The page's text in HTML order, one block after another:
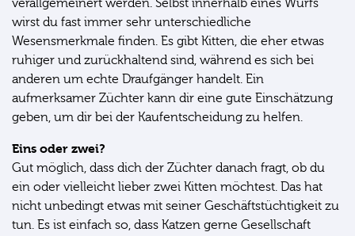
verallgemeinert werden. Selbst innerhalb eines Wurfs
wirst du fast immer sehr unterschiedliche
Wesensmerkmale finden. Es gibt Kitten, die eher etwas
ruhiger und zurückhaltend sind, während es sich bei
anderen um echte Draufgänger handelt. Ein
aufmerksamer Züchter kann dir eine gute Einschätzung
geben, um dir bei der Kaufentscheidung zu helfen.
Eins oder zwei?
Gut möglich, dass dich der Züchter danach fragt, ob du
ein oder vielleicht lieber zwei Kitten möchtest. Das hat
nicht unbedingt etwas mit seiner Geschäftstüchtigkeit zu
tun. Es ist einfach so, dass Katzen gerne Gesellschaft